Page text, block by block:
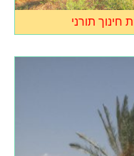
חינוך תורני